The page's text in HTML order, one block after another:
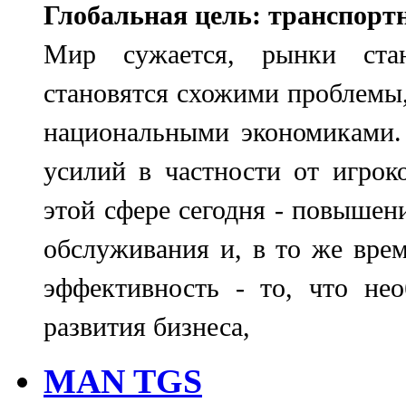
Глобальная цель:
Мир сужается, рынки
становятся схожими
национальными
усилий в частности от
этой сфере сегодня -
обслуживания и, в то же
эффективность - то, что
развития бизнеса,
MAN TGS